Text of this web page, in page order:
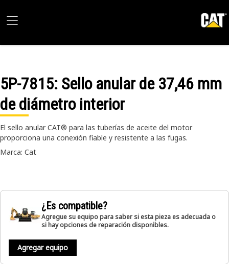
5P-7815: Sello anular de 37,46 mm
de diámetro interior
El sello anular CAT® para las tuberías de aceite del motor
proporciona una conexión fiable y resistente a las fugas.
Marca: Cat
¿Es compatible?
Agregue su equipo para saber si esta pieza es adecuada o
si hay opciones de reparación disponibles.
Agregar equipo